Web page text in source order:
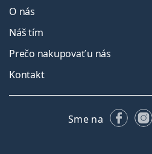
O nás
Náš tím
Prečo nakupovať u nás
Kontakt
Sme na